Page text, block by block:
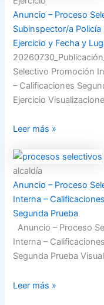
Anuncio – Proceso
Subinspector/a
Ejercicio y Fecha y
Selectivo Promoción
– Calificaciones
Ejercicio
Leer más »
alcaldía
Anuncio – Proceso
Interna –
Segunda Prueba
Anuncio – Proceso
Interna –
Segunda Prueba
Leer más »